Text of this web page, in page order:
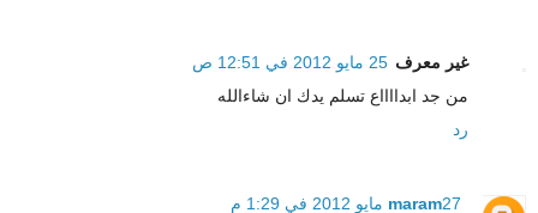
غير معرف 25 مايو 2012 في 12:51 ص
من جد ابدااااع تسلم يدك ان شاءالله
رد
maram27 مايو 2012 في 1:29 م